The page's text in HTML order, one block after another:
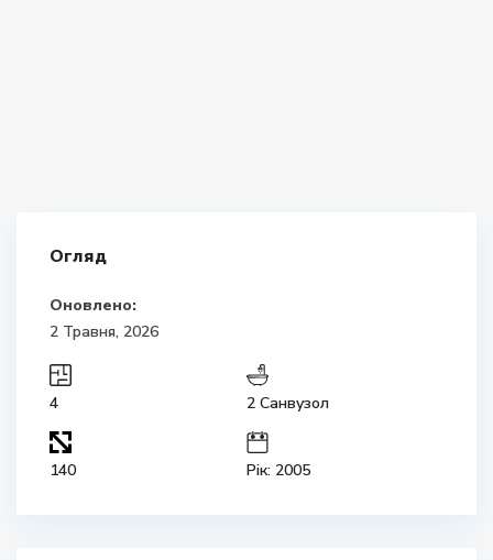
Огляд
Оновлено:
2 Травня, 2026
4 2 Санвузол
140 Рік: 2005